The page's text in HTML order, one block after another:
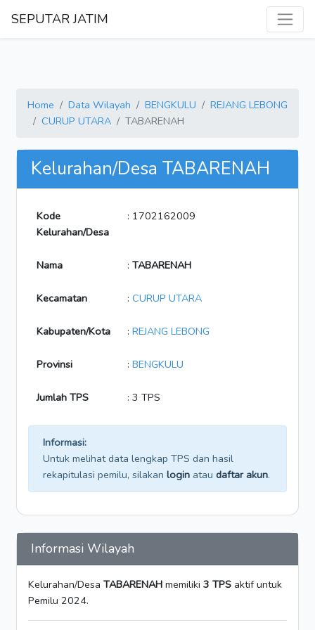
SEPUTAR JATIM
Home Data Wilayah BENGKULU
REJANG LEBONG
CURUP UTARA
TABARENAH
Kelurahan/Desa TABARENAH
Kode
Kelurahan/Desa
: 1702162009
Nama : TABARENAH
Kecamatan : CURUP UTARA
Kabupaten/Kota : REJANG LEBONG
Provinsi : BENGKULU
Jumlah TPS : 3 TPS
Informasi:
Untuk melihat data lengkap TPS dan hasil
rekapitulasi pemilu, silakan login atau daftar akun.
Informasi Wilayah
Kelurahan/Desa TABARENAH memiliki 3 TPS aktif untuk
Pemilu 2024.